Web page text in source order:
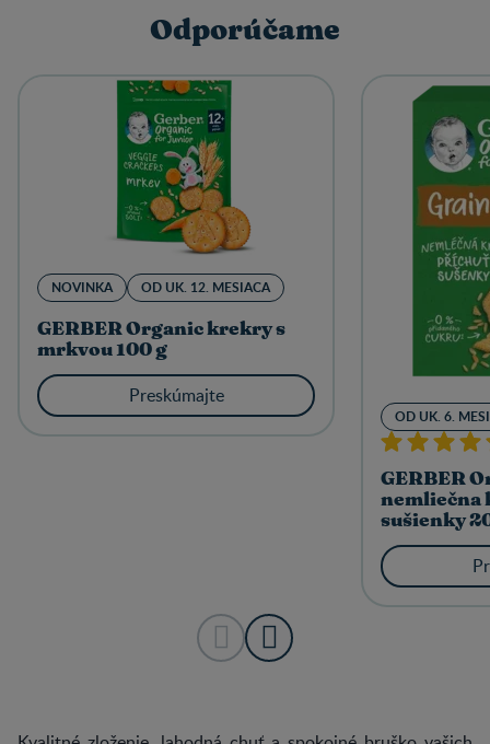
Odporúčame
NOVINKA OD UK. 12. MESIACA
GERBER Organic krekry s
mrkvou 100 g
Preskúmajte
OD UK. 6.
GERBER
nemliečna
sušienky